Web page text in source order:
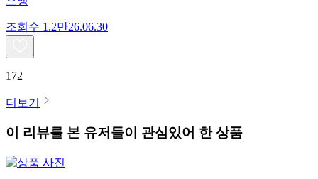
조회수 1.2만26.06.30
172
더보기
이 리뷰를 본 유저들이 관심있어 한 상품